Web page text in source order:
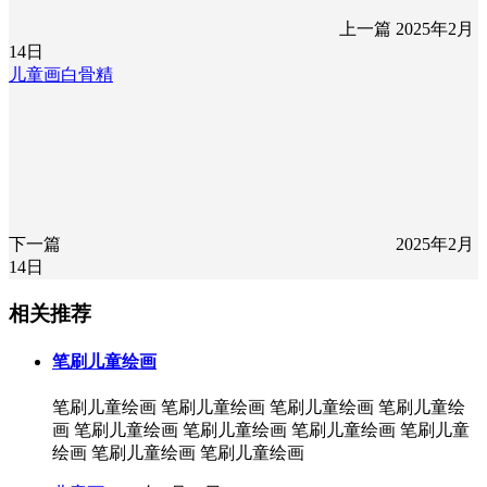
上一篇 2025年2月
14日
儿童画白骨精
下一篇
2025年2月
14日
相关推荐
笔刷儿童绘画
笔刷儿童绘画 笔刷儿童绘画 笔刷儿童绘画 笔刷儿童绘
画 笔刷儿童绘画 笔刷儿童绘画 笔刷儿童绘画 笔刷儿童
绘画 笔刷儿童绘画 笔刷儿童绘画